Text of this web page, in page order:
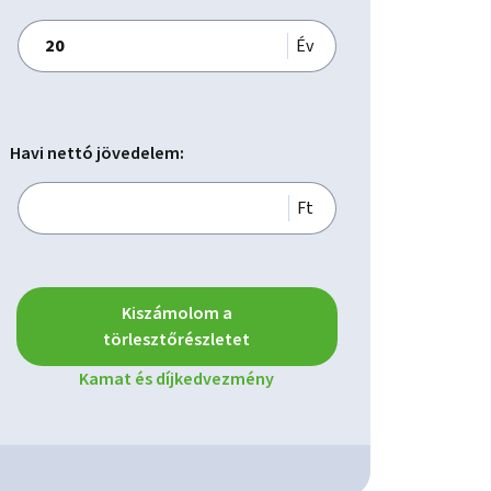
Év
Havi nettó jövedelem:
Ft
Kiszámolom a
törlesztőrészletet
Kamat és díjkedvezmény